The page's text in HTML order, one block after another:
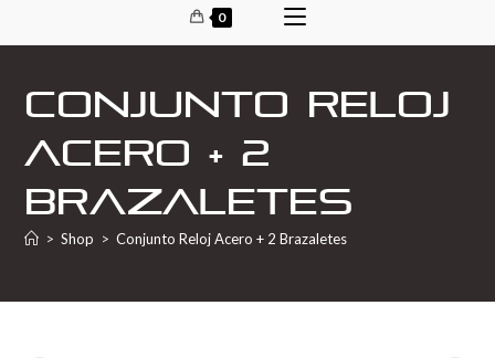
0
Conjunto Reloj
Acero + 2
Brazaletes
> Shop > Conjunto Reloj Acero + 2 Brazaletes